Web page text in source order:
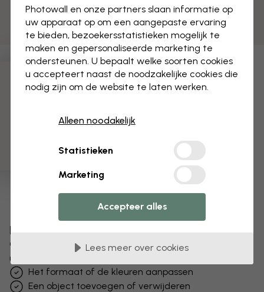
Bewerk uw behang
Ons ontwerpteam kan elk motief aanpassen om het
uniek voor jou te maken.
Het formaat of de kleuren aanpassen
Een object toevoegen of verwijderen
Photowall en onze partners slaan informatie op
uw apparaat op om een aangepaste ervaring
te bieden, bezoekersstatistieken mogelijk te
maken en gepersonaliseerde marketing te
ondersteunen. U bepaalt welke soorten cookies
u accepteert naast de noodzakelijke cookies die
nodig zijn om de website te laten werken.
Alleen noodakelijk
Statistieken
Marketing
Accepteer alles
Lees meer over cookies